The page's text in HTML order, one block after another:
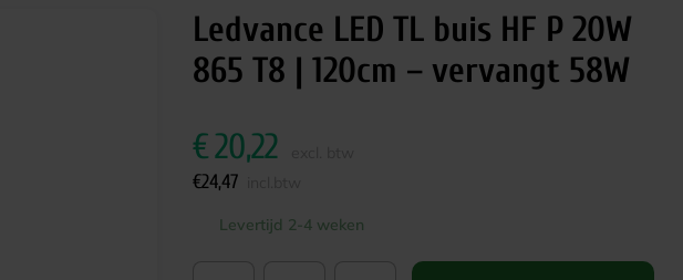
Ledvance LED TL buis HF P 20W
865 T8 | 120cm – vervangt 58W
€20,22
€24,47
Levertijd 2-4 weken